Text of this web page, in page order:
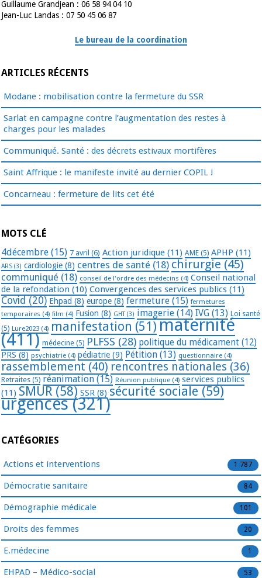
Guillaume Grandjean : 06 58 94 04 10
Jean-Luc Landas : 07 50 45 06 87
Le bureau de la coordination
ARTICLES RÉCENTS
Modane : mobilisation contre la fermeture du SSR
Sarlat en campagne contre l’augmentation des restes à
charges pour les malades
Communiqué. Santé : des décrets estivaux mortifères
Saint Affrique : le manifeste invité au dernier COPIL !
Concarneau : fermeture de lits cet été
MOTS CLÉ
4décembre (15) 7 avril (6) Action juridique (11) AME (5) APHP (11)
ARS (3) cardiologie (8) centres de santé (18) chirurgie (45)
communiqué (18) conseil de l'ordre des médecins (4) Conseil national
de la refondation (10) Convergences des services publics (11)
Covid (20) Ehpad (8) europe (8) fermeture (15) fermetures
temporaires (4) film (4) Fusion (8) GHT(3) imagerie (14) IVG (13) Loi santé
(5) Lure2023 (4) manifestation (51) maternité
(411) médecine (5) PLFSS (28) politique du médicament (12)
PRS (8) psychiatrie (4) pédiatrie (9) Pétition (13) questionnaire (4)
rassemblement (40) rencontres nationales (36)
Retraites (5) réanimation (15) Réunion publique (4) services publics
(11) SMUR (58) SSR (8) sécurité sociale (59)
urgences(321)
CATÉGORIES
Actions et interventions 1 787
Démocratie sanitaire 84
Démographie médicale 101
Droits des femmes 20
E.médecine 1
EHPAD – Médico-social 53